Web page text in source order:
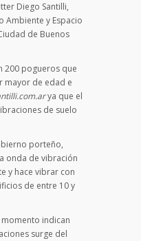
Diego Santilli,
Ambiente y Espacio
de Buenos
200 pogueros que
mayor de edad e
ya que el
de suelo
porteño,
onda de vibración
y hace vibrar con
de entre 10 y
indican
surge del